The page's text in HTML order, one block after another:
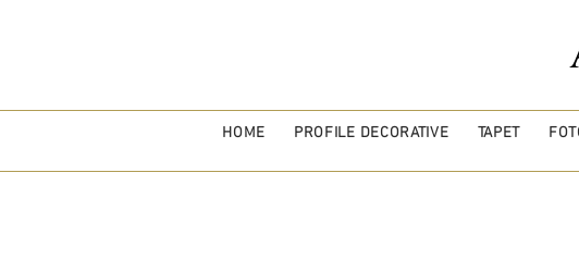
HOME PROFILE DECORATIVE TAPET